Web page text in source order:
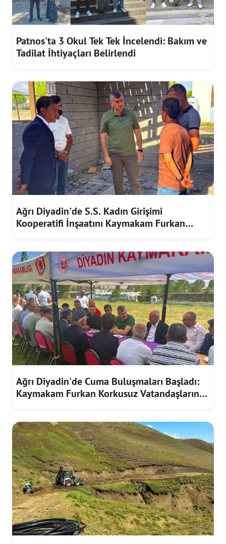
Patnos'ta 3 Okul Tek Tek İncelendi: Bakım ve
Tadilat İhtiyaçları Belirlendi
Ağrı Diyadin'de S.S. Kadın Girişimi
Kooperatifi İnşaatını Kaymakam Furkan
Ağrı Diyadin'de Cuma Buluşmaları Başladı:
Kaymakam Furkan Korkusuz Vatandaşların